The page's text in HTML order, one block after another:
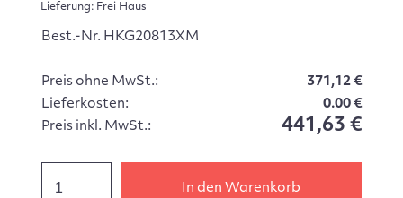
Lieferung: Frei Haus
Best.-Nr. HKG20813XM
Preis ohne MwSt.:
371,12 €
Lieferkosten:
0.00 €
Preis inkl. MwSt.:
441,63 €
In den Warenkorb